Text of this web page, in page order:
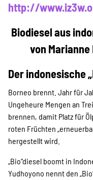
http://
Biodiesel aus
von
Der indonesische
Borneo brennt. Jahr für
Ungeheure Mengen an
brennen, damit Platz für
roten Früchten
hergestellt wird.
„Bio“diesel boomt in
Yudhoyono nennt den